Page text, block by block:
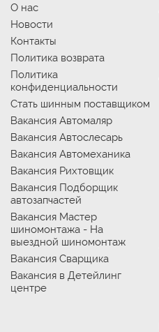
О нас
Новости
Контакты
Политика возврата
Политика
конфиденциальности
Стать шинным поставщиком
Вакансия Автомаляр
Вакансия Автослесарь
Вакансия Автомеханика
Вакансия Рихтовщик
Вакансия Подборщик
автозапчастей
Вакансия Мастер
шиномонтажа - На
выездной шиномонтаж
Вакансия Сварщика
Вакансия в Детейлинг
центре